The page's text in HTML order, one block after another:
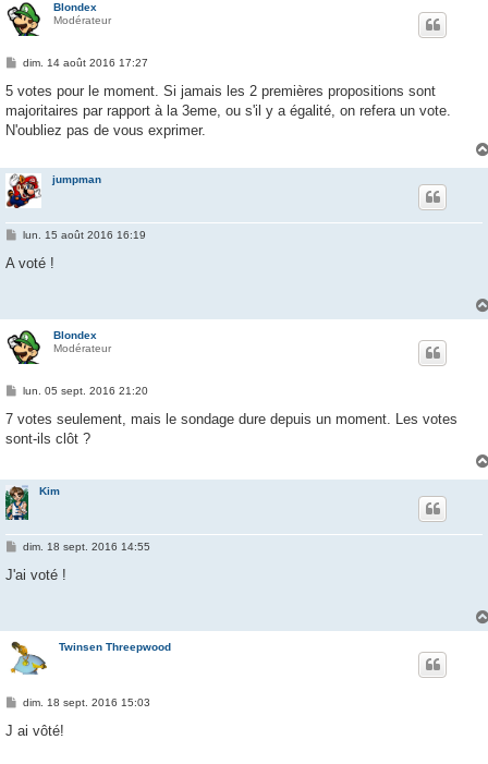
Blondex
Modérateur
M
s
a
g
dim. 14 août 2016 17:27
5 votes pour le moment. Si jamais les 2 premières propositions sont
majoritaires par rapport à la 3eme, ou s'il y a égalité, on refera un vote.
N'oubliez pas de vous exprimer.
jumpman
M
s
lun. 15 août 2016 16:19
A voté !
Blondex
Modérateur
M
s
a
lun. 05 sept. 2016 21:20
7 votes seulement, mais le sondage dure depuis un moment. Les votes
sont-ils clôt ?
Kim
M
s
dim. 18 sept. 2016 14:55
J'ai voté !
Twinsen Threepwood
M
s
dim. 18 sept. 2016 15:03
J ai vôté!